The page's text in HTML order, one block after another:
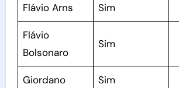
Flávio Arns Sim
Flávio
Bolsonaro
Sim
Giordano Sim